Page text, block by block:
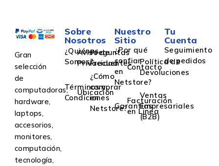
Gran
selección
de
computadoras,
hardware,
laptops,
accesorios,
monitores,
computación,
tecnología,
Sobre
Nosotros
¿Quiénes
Somos?
Aviso de
Privacidad
Preguntas
Frecuentes
Términos y
Condiciones
Ubicación
¿Cómo
comprar
en
Netstore?
Nuestro
Sitio
¿Por qué
confiar
en
Netstore?
Contacto
Política de
Devoluciones
Garantías
Facturación
en Linea
Ventas
Empresariales
(B2B)
Tu
Cuenta
Seguimiento
de pedidos